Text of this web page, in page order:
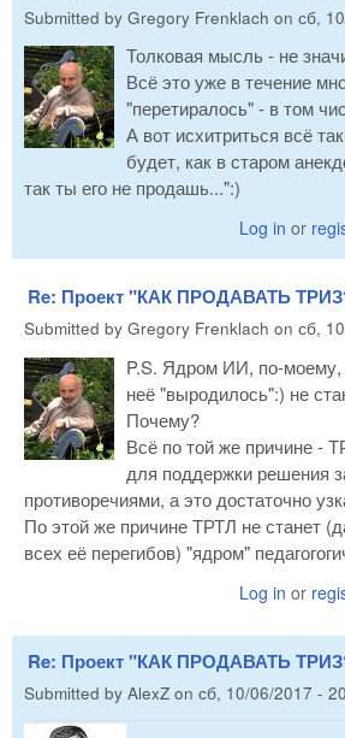
Submitted by Gregory Frenklach on сб,
Толковая мысль - не
Всё это уже в течение
"перетиралось" - в том
А вот исхитриться всё
будет, как в старом
так ты его не продашь...":)
Log in or
Re: Проект "КАК ПРОДАВАТЬ
Submitted by Gregory Frenklach on сб,
P.S. Ядром ИИ, по-моему,
неё "выродилось":) не
Почему?
Всё по той же причине -
для поддержки решения
противоречиями, а это достаточно
По этой же причине ТРТЛ не станет
всех её перегибов) "ядром"
Log in or
Re: Проект "КАК ПРОДАВАТЬ
Submitted by AlexZ on сб, 10/06/2017 -